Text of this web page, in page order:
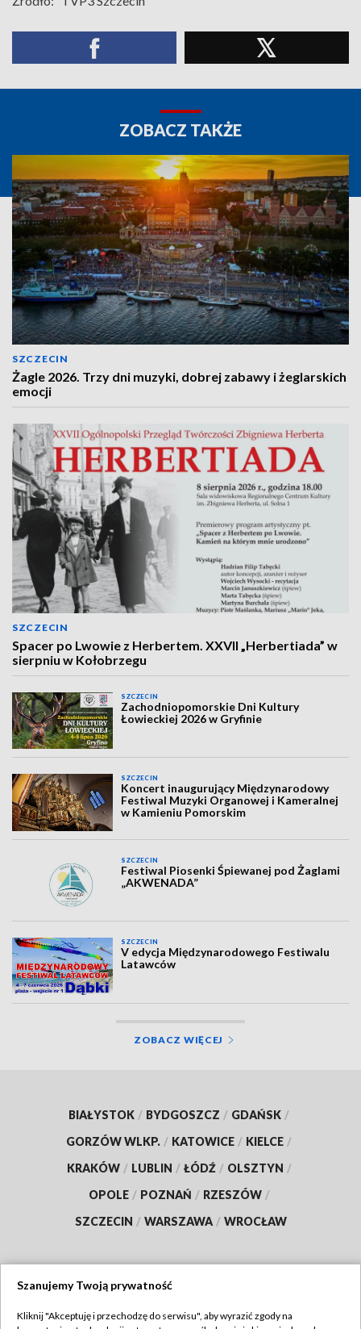
ZOBACZ TAKŻE
SZCZECIN
Żagle 2026. Trzy dni muzyki, dobrej zabawy i żeglarskich
emocji
SZCZECIN
Spacer po Lwowie z Herbertem. XXVII „Herbertiada” w
sierpniu w Kołobrzegu
SZCZECIN
Zachodniopomorskie Dni Kultury
Łowieckiej 2026 w Gryfinie
SZCZECIN
Koncert inaugurujący Międzynarodowy
Festiwal Muzyki Organowej i Kameralnej
w Kamieniu Pomorskim
SZCZECIN
Festiwal Piosenki Śpiewanej pod Żaglami
„AKWENADA”
SZCZECIN
V edycja Międzynarodowego Festiwalu
Latawców
ZOBACZ WIĘCEJ
BIAŁYSTOK / BYDGOSZCZ / GDAŃSK /
GORZÓW WLKP. / KATOWICE / KIELCE /
KRAKÓW / LUBLIN / ŁÓDŹ / OLSZTYN /
OPOLE / POZNAŃ / RZESZÓW /
SZCZECIN / WARSZAWA / WROCŁAW
Szanujemy Twoją prywatność
Kliknij "Akceptuję i przechodzę do serwisu", aby wyrazić zgody na